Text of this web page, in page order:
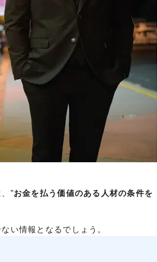
”お金を払う価値のある人材の条件を
い情報となるでしょう。